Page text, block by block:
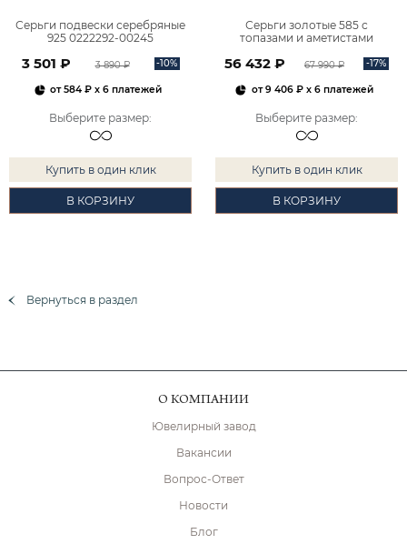
Серьги подвески серебряные
925 0222292-00245
3 501 ₽ 3 890 ₽ -10%
от584 ₽ x 6 платежей
Выберите размер:
Купить в один клик
В КОРЗИНУ
Серьги золотые 585 с
топазами и аметистами
56 432 ₽ 67 990 ₽ -17%
от9 406 ₽x 6 платежей
Выберите размер:
Купить в один клик
В КОРЗИНУ
Вернуться в раздел
О КОМПАНИИ
Ювелирный завод
Вакансии
Вопрос-Ответ
Новости
Блог